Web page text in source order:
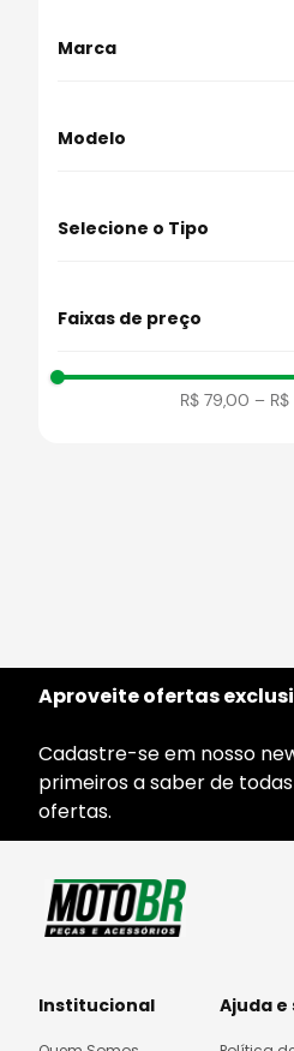
Marca
Modelo
Selecione o Tipo
Faixas de preço
R$ 79,00 –
Aproveite ofertas
Cadastre-se em nosso
primeiros a saber de
ofertas.
Institucional Ajuda